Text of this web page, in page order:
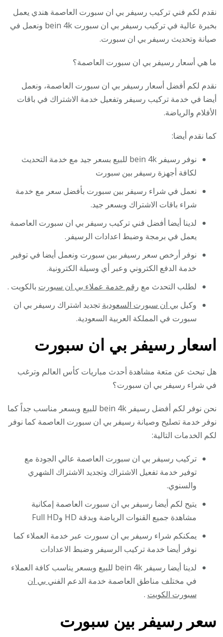
نقدم لكم فني تركيب رسيفر بي ان سبورت العاصمة هندي يعمل
بخبرة عالية في تركيب رسيفر بي ان سبورت bein 4k ونعمل في
صيانة وتحديث رسيفر بي ان سبورت.
ما هي أسعار رسيفر بي ان سبورت العاصمة؟
نقدم لكم أفضل أسعار رسيفر بي ان سبورت العاصمة، ونعمل
أيضا في خدمة تركيب رسيفر وتفعيل خدمة الاشتراك في باقات
الأفلام والرياضة.
كما نقدم أيضا:
نوفر رسيفر bein 4k للبيع بسعر جيد مع خدمة التحديث
لكافة أجهزة رسيفر بين سبورت
نعمل في شراء رسيفر بين سبورت بأفضل سعر مع خدمة
شراء باقات الاشتراك وبسعر جيد.
لدينا أيضا أفضل فني تركيب رسيفر بي ان سبورت العاصمة
يعمل في برمجة وضبط اعدادات الرسيفر.
نوفر أرخص سعر رسيفر بين سبورت ونعمل أيضا في توفير
خدمة الدفع الكتروني وعبر أي وسيلة الكترونية.
لطلب التحدث مع رقم خدمة عملاء بي ان سبورت بالكويت .
وكيل بي ان سبورت السعودية تجديد اشتراك رسيفر بي ان
سبورت في المملكة العربية السعودية.
اسعار رسيفر بي ان سبورت
هل تبحث عن متعة مشاهدة أحدث مباريات كأس العالم وترغب
في شراء رسيفر بي ان سبورت؟
نحن نوفر لكم أفضل رسيفر bein 4k للبيع وبسعر مناسب جداً كما
نوفر خدمة تصليح وصيانة رسيفر بي ان سبورت العاصمة كما نوفر
لكم الخدمات التالية:
تركيب رسيفر بي ان سبورت العاصمة عالي الجودة مع
توفير خدمة تفعيل الاشتراك وتجديد الاشتراك الشهري
والسنوي.
يتيح لكم أيضا رسيفر بي ان سبورت العاصمة إمكانية
مشاهدة جميع القنوات الرياضة وبدقة HD وFull HD
يمكنكم شراء رسيفر بي ان سبورت عبر خدمة العملاء كما
نوفر أيضا خدمة تركيب الرسيفر وضبط الاعدادات
لدينا أيضا رسيفر bein 4k للبيع وبسعر يناسب كافة العملاء
في مختلف مناطق العاصمة خدمة الدعم الفني بي ان
سبورت الكويت .
سعر رسيفر بين سبورت